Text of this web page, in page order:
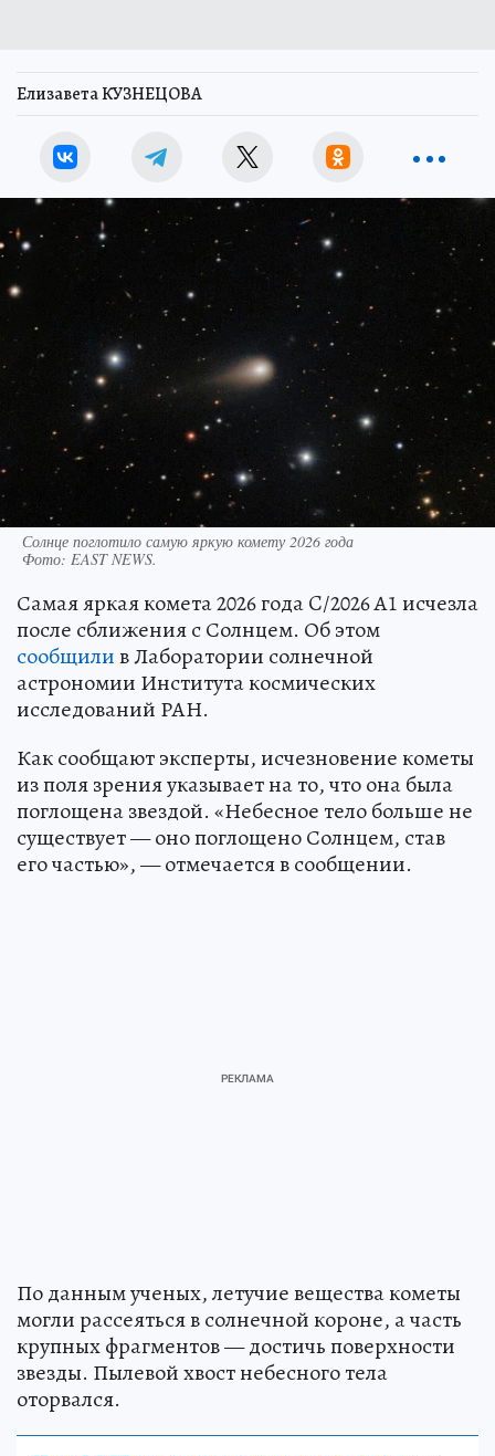
Елизавета КУЗНЕЦОВА
Солнце поглотило самую яркую комету 2026 года
Фото: EAST NEWS.
Самая яркая комета 2026 года C/2026 A1 исчезла
после сближения с Солнцем. Об этом
сообщилив Лаборатории солнечной
астрономии Института космических
исследований РАН.
Как сообщают эксперты, исчезновение кометы
из поля зрения указывает на то, что она была
поглощена звездой. «Небесное тело больше не
существует — оно поглощено Солнцем, став
его частью», — отмечается в сообщении.
По данным ученых, летучие вещества кометы
могли рассеяться в солнечной короне, а часть
крупных фрагментов — достичь поверхности
звезды. Пылевой хвост небесного тела
оторвался.